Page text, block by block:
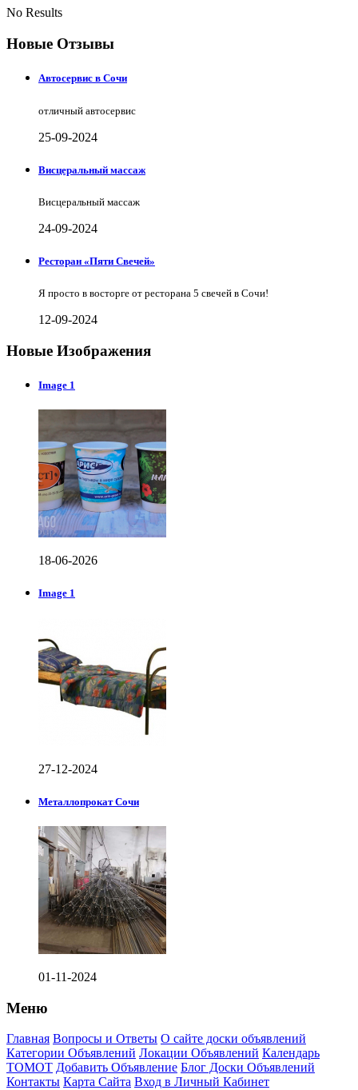
No Results
Новые Отзывы
Автосервис в Сочи
отличный автосервис
25-09-2024
Висцеральный массаж
Висцеральный массаж
24-09-2024
Ресторан «Пяти Свечей»
Я просто в восторге от ресторана 5 свечей в Сочи!
12-09-2024
Новые Изображения
Image 1
18-06-2026
Image 1
27-12-2024
Металлопрокат Сочи
01-11-2024
Меню
Главная Вопросы и Ответы О сайте доски объявлений
Категории Объявлений Локации Объявлений Календарь
ТОМОТ Добавить Объявление Блог Доски Объявлений
Контакты Карта Сайта Вход в Личный Кабинет